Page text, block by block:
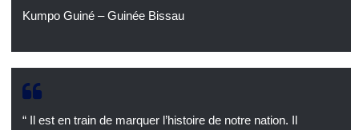
Kumpo Guiné – Guinée Bissau
“ Il est en train de marquer l’histoire de notre nation. Il